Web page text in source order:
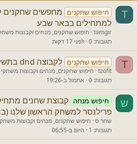
T חיפוש שחקנים
למתחילים בבאר שבע
tomgir חיפוש שחקנים, מנחים וקבוצות
תגובות 0 לפני 17 דקות
T חיפוש שחקנים לקבוצה dnd בתשלום דרוש שחקן/ית
tzofit חיפוש שחקנים, מנחים וקבוצות
תגובות 0 אתמול ב-19:26
ש חיפוש מנחה קבוצת שחנים
פרילנסר למשחק הראשון שלנו
שחר ס חיפוש שחקנים, מנחים וקבוצות
תגובות 1 היום ב-06:55